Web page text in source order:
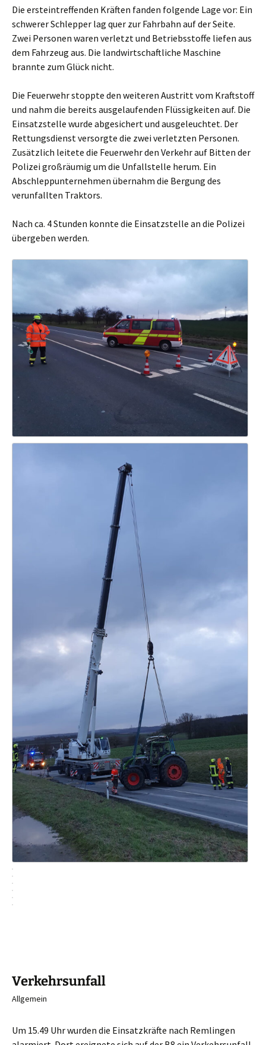
Die ersteintreffenden Kräften fanden folgende Lage vor: Ein
schwerer Schlepper lag quer zur Fahrbahn auf der Seite.
Zwei Personen waren verletzt und Betriebsstoffe liefen aus
dem Fahrzeug aus. Die landwirtschaftliche Maschine
brannte zum Glück nicht.
Die Feuerwehr stoppte den weiteren Austritt vom Kraftstoff
und nahm die bereits ausgelaufenden Flüssigkeiten auf. Die
Einsatzstelle wurde abgesichert und ausgeleuchtet. Der
Rettungsdienst versorgte die zwei verletzten Personen.
Zusätzlich leitete die Feuerwehr den Verkehr auf Bitten der
Polizei großräumig um die Unfallstelle herum. Ein
Abschleppunternehmen übernahm die Bergung des
verunfallten Traktors.
Nach ca. 4 Stunden konnte die Einsatzstelle an die Polizei
übergeben werden.
Verkehrsunfall
Allgemein
Um 15.49 Uhr wurden die Einsatzkräfte nach Remlingen